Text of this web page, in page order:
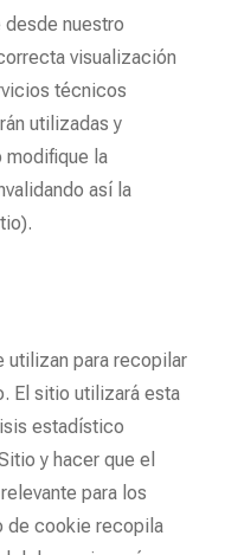
nuestro
visualización
técnicos
utilizadas y
modifique la
así la
utilizan para recopilar
El sitio utilizará esta
estadístico
y hacer que el
para los
de cookie recopila